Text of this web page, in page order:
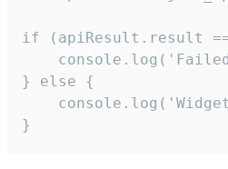
if (apiResult.result
} else {
}